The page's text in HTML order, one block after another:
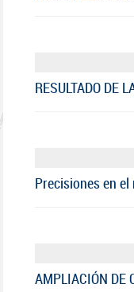
RESULTADO DE
Precisiones en
AMPLIACIÓN DE